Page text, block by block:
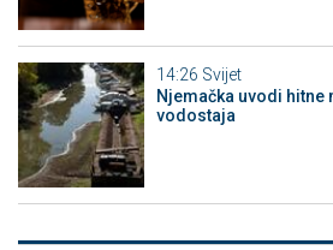
14:26 Svijet
Njemačka uvodi
vodostaja